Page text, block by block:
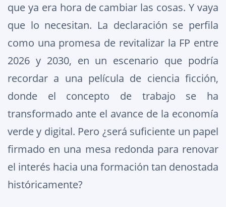
que ya era hora de cambiar las cosas. Y vaya
que lo necesitan. La declaración se perfila
como una promesa de revitalizar la FP entre
2026 y 2030, en un escenario que podría
recordar a una película de ciencia ficción,
donde el concepto de trabajo se ha
transformado ante el avance de la economía
verde y digital. Pero ¿será suficiente un papel
firmado en una mesa redonda para renovar
el interés hacia una formación tan denostada
históricamente?